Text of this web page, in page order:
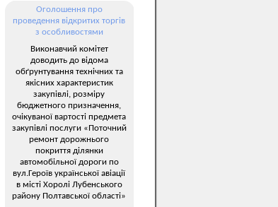
Оголошення про
проведення відкритих торгів
з особливостями
Виконавчий комітет
доводить до відома
обґрунтування технічних та
якісних характеристик
закупівлі, розміру
бюджетного призначення,
очікуваної вартості предмета
закупівлі послуги «Поточний
ремонт дорожнього
покриття ділянки
автомобільної дороги по
вул.Героїв української авіації
в місті Хоролі Лубенського
району Полтавської області»